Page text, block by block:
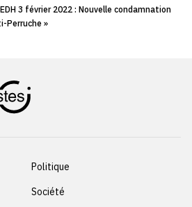
3 février 2022 : Nouvelle condamnation
Perruche »
Politique
Société